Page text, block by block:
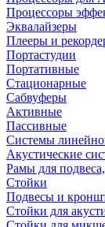
Процессоры
Эквалайзеры
Плееры и
Портастудии
Портативные
Стационарные
Сабвуферы
Активные
Пассивные
Системы
Акустические
Рамы для
Стойки
Подвесы и
Стойки для